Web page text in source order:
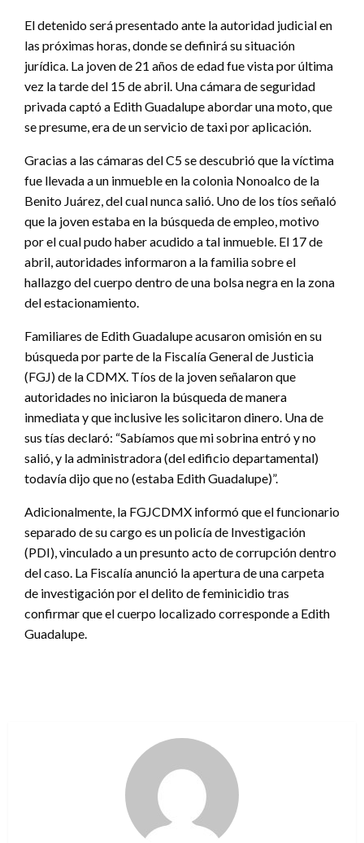
El detenido será presentado ante la autoridad judicial en
las próximas horas, donde se definirá su situación
jurídica. La joven de 21 años de edad fue vista por última
vez la tarde del 15 de abril. Una cámara de seguridad
privada captó a Edith Guadalupe abordar una moto, que
se presume, era de un servicio de taxi por aplicación.
Gracias a las cámaras del C5 se descubrió que la víctima
fue llevada a un inmueble en la colonia Nonoalco de la
Benito Juárez, del cual nunca salió. Uno de los tíos señaló
que la joven estaba en la búsqueda de empleo, motivo
por el cual pudo haber acudido a tal inmueble. El 17 de
abril, autoridades informaron a la familia sobre el
hallazgo del cuerpo dentro de una bolsa negra en la zona
del estacionamiento.
Familiares de Edith Guadalupe acusaron omisión en su
búsqueda por parte de la Fiscalía General de Justicia
(FGJ) de la CDMX. Tíos de la joven señalaron que
autoridades no iniciaron la búsqueda de manera
inmediata y que inclusive les solicitaron dinero. Una de
sus tías declaró: “Sabíamos que mi sobrina entró y no
salió, y la administradora (del edificio departamental)
todavía dijo que no (estaba Edith Guadalupe)”.
Adicionalmente, la FGJCDMX informó que el funcionario
separado de su cargo es un policía de Investigación
(PDI), vinculado a un presunto acto de corrupción dentro
del caso. La Fiscalía anunció la apertura de una carpeta
de investigación por el delito de feminicidio tras
confirmar que el cuerpo localizado corresponde a Edith
Guadalupe.